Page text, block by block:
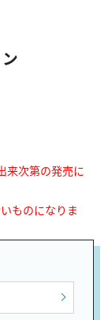
来次第の発売に
ものになりま